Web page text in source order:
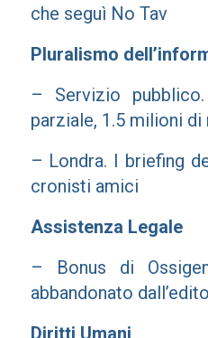
che seguì No Tav
Pluralismo
– Servizio
parziale, 1.5 milioni di
– Londra. I briefing
cronisti amici
Assistenza Legale
– Bonus di
abbandonato
Diritti Umani